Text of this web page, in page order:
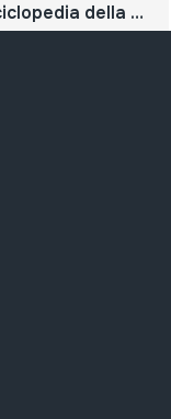
Enciclopedia della musica sarda. Volume 9. Strumenti musicali;